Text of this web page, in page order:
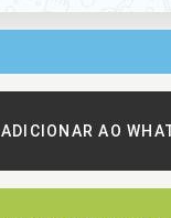
ADICIONAR AO